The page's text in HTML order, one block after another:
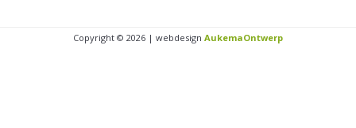
Copyright © 2026 | webdesign AukemaOntwerp